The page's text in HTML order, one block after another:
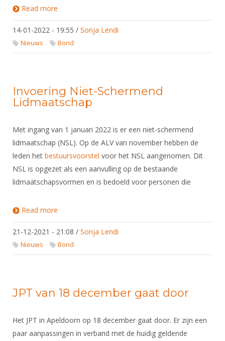
Read more
14-01-2022 - 19:55 / Sonja Lendi
Nieuws Bond
Invoering Niet-Schermend
Lidmaatschap
Met ingang van 1 januari 2022 is er een niet-schermend
lidmaatschap (NSL). Op de ALV van november hebben de
leden het bestuursvoorstel voor het NSL aangenomen. Dit
NSL is opgezet als een aanvulling op de bestaande
lidmaatschapsvormen en is bedoeld voor personen die
Read more
21-12-2021 - 21:08 / Sonja Lendi
Nieuws Bond
JPT van 18 december gaat door
Het JPT in Apeldoorn op 18 december gaat door. Er zijn een
paar aanpassingen in verband met de huidig geldende